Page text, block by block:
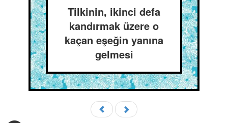
Tilkinin, ikinci defa
kandırmak üzere o
kaçan eşeğin yanına
gelmesi